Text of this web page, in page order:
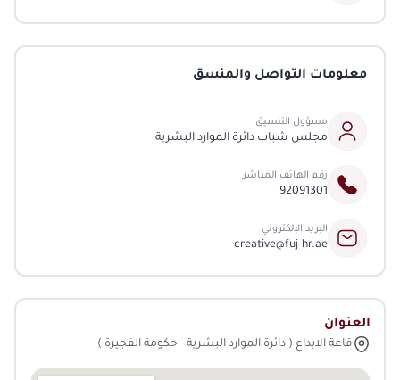
معلومات التواصل والمنسق
مسؤول التنسيق
مجلس شباب دائرة الموارد البشرية
رقم الهاتف المباشر
92091301
البريد الإلكتروني
creative@fuj-hr.ae
العنوان
قاعة الابداع ( دائرة الموارد البشرية - حكومة الفجيرة )